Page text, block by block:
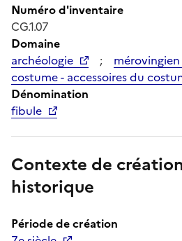
Numéro d'inventaire
CG.1.07
Domaine
archéologie
; mérovingien
costume - accessoires du
Dénomination
fibule
Contexte de
historique
Période de création